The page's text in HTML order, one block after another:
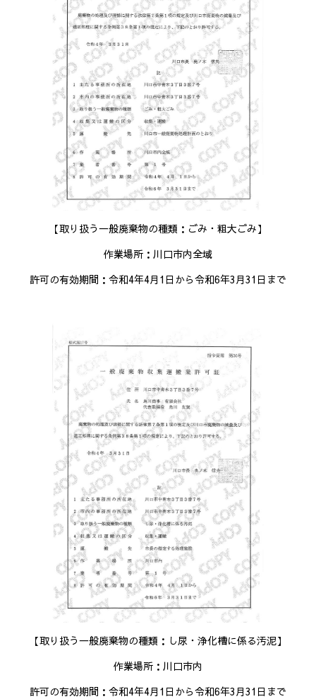
【取り扱う一般廃棄物の種類：ごみ・粗大ごみ】
作業場所：川口市内全域
許可の有効期間：令和4年4月1日から令和6年3月31日まで
【取り扱う一般廃棄物の種類：し尿・浄化槽に係る汚泥】
作業場所：川口市内
許可の有効期間：令和4年4月1日から令和6年3月31日まで